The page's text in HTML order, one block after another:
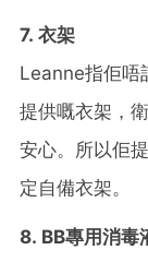
7. 衣架
Leanne指佢唔
提供嘅衣架，
安心。所以佢
定自備衣架。
8. BB專用消毒